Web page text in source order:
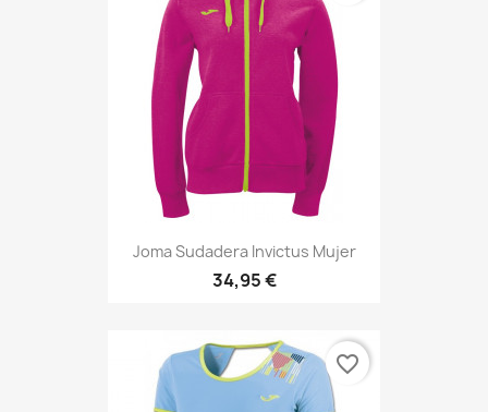
Joma Sudadera Invictus Mujer
34,95 €
favorite_border